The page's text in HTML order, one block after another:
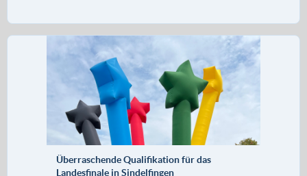
Überraschende Qualifikation für das
Landesfinale in Sindelfingen